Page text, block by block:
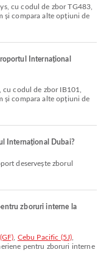
și compara alte opțiuni de
Internațional
și compara alte opțiuni de
Internațional Dubai?
zboruri interne la
Cebu Pacific (5J)
pentru zboruri interne